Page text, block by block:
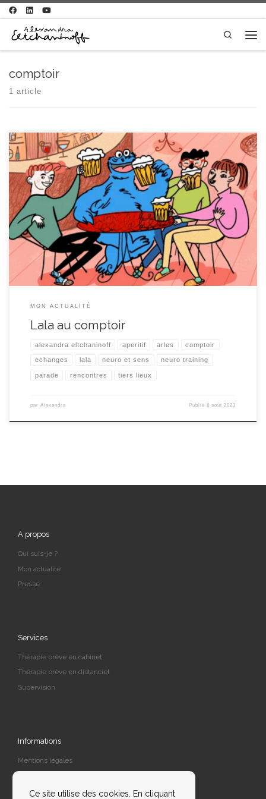
Ce site utilise des cookies. En cliquant
Passer au contenu
Search
comptoir
1 article
Je lance les soirées « Lala au comptoir », une nouvelle façon de se
rencontrer ! En bref : des soirées d’échanges informels autour d’un
verre au bar associatif du tiers lieu Parade à Arles un jeudi soir par mois,
où je serai présente et vient qui veut échanger et poser sa […]
MON ACTUALITÉ
Lala au comptoir
alexandra eltchaninoff aperitif arles comptoir
echanges lala neuro et sens neuro training
parade rencontres tiers lieux
par Alexandra Publié8 août 2023
A propos
Qui suis-je ?
Mon actualité
Presse
Services
Thérapie brève en cabinet
Thérapie brève en distanciel
Supervision
Informations
Mentions légales
Me contacter